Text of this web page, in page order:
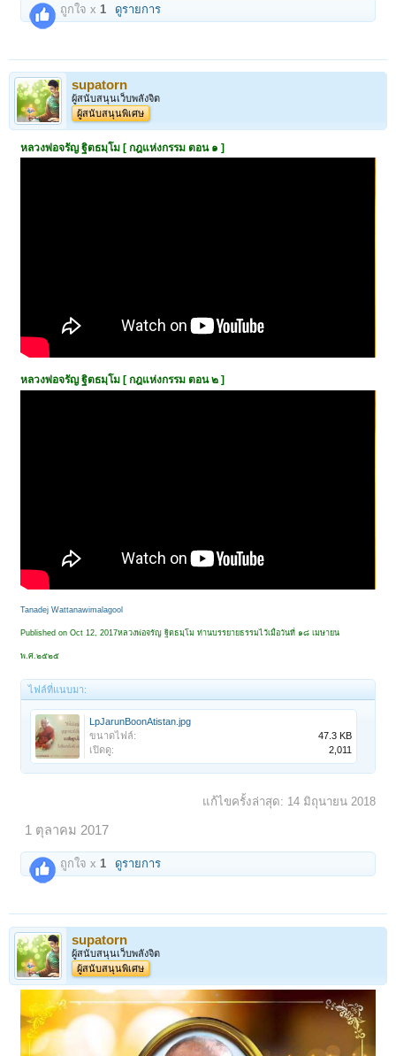
ถูกใจ x 1 ดูรายการ
supatorn
ผู้สนับสนุนเว็บพลังจิต
ผู้สนับสนุนพิเศษ
หลวงพ่อจรัญ ฐิตธมฺโม [ กฎแห่งกรรม ตอน ๑ ]
หลวงพ่อจรัญ ฐิตธมฺโม [ กฎแห่งกรรม ตอน ๒ ]
Tanadej Wattanawimalagool
Published on Oct 12, 2017หลวงพ่อจรัญ ฐิตธมฺโม ท่านบรรยายธรรมไว้เมื่อวันที่ ๑๘ เมษายน
พ.ศ.๒๕๒๕
ไฟล์ที่แนบมา:
LpJarunBoonAtistan.jpg
ขนาดไฟล์:
47.3 KB
เปิดดู:
2,011
แก้ไขครั้งล่าสุด: 14 มิถุนายน 2018
1 ตุลาคม 2017
ถูกใจ x1 ดูรายการ
supatorn
ผู้สนับสนุนเว็บพลังจิต
ผู้สนับสนุนพิเศษ